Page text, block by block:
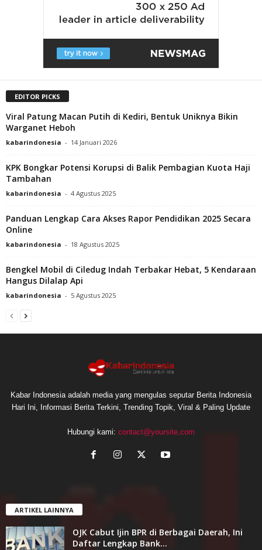
EDITOR PICKS
Viral Patung Macan Putih di Kediri, Bentuk Uniknya Bikin
Warganet Heboh
kabarindonesia - 14 Januari 2026
KPK Bongkar Potensi Korupsi di Balik Pembagian Kuota Haji
Tambahan
kabarindonesia - 4 Agustus 2025
Panduan Lengkap Cara Akses Rapor Pendidikan 2025 Secara
Online
kabarindonesia - 18 Agustus 2025
Bengkel Mobil di Ciledug Indah Terbakar Hebat, 5 Kendaraan
Hangus Dilalap Api
kabarindonesia - 5 Agustus 2025
Kabar Indonesia adalah media yang mengulas seputar Berita Indonesia
Hari Ini, Informasi Berita Terkini, Trending Topik, Viral & Paling Update
Hubungi kami: contact@yoursite,com
ARTIKEL LAINNYA
OJK Cabut Ijin BPR di Berbagai Daerah, Ini
Daftar Lengkap Bank...